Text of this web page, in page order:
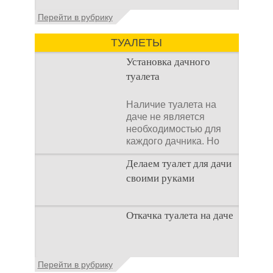
Установка септика Тверь - важнейший
аспект утилизации сточных вод в частных
домах и на загородных
Перейти в рубрику
ТУАЛЕТЫ
Установка дачного
туалета
Наличие туалета на
даче не является
необходимостью для
каждого дачника. Но
многие люди думают,
что
Делаем туалет для дачи
своими руками
Туалеты для дачи – это
устройства, с которых
дачного участка,
Откачка туалета на даче
Туалет на даче – это
Перейти в рубрику